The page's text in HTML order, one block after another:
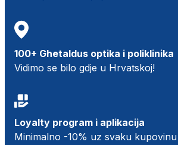
100+ Ghetaldus optika i poliklinika
Vidimo se bilo gdje u Hrvatskoj!
Loyalty program i aplikacija
Minimalno -10% uz svaku kupovinu